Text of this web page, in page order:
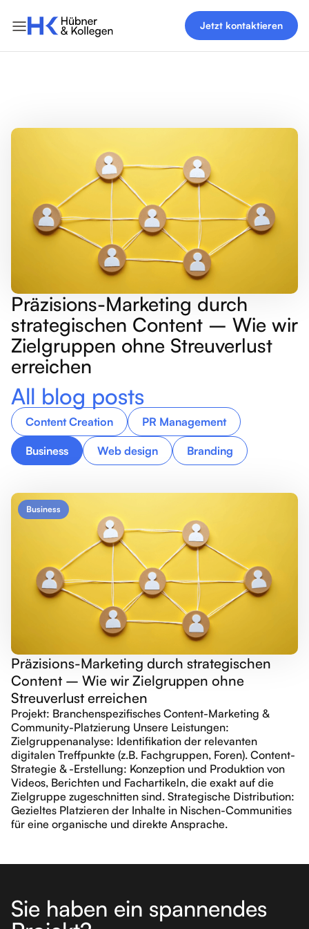
Jetzt kontaktieren
Präzisions-Marketing durch
strategischen Content – Wie wir
Zielgruppen ohne Streuverlust
erreichen
All blog posts
Content Creation PR Management
Business Web design Branding
Business
Präzisions-Marketing durch strategischen
Content – Wie wir Zielgruppen ohne
Streuverlust erreichen
Projekt: Branchenspezifisches Content-Marketing &
Community-Platzierung Unsere Leistungen:
Zielgruppenanalyse: Identifikation der relevanten
digitalen Treffpunkte (z.B. Fachgruppen, Foren). Content-
Strategie & -Erstellung: Konzeption und Produktion von
Videos, Berichten und Fachartikeln, die exakt auf die
Zielgruppe zugeschnitten sind. Strategische Distribution:
Gezieltes Platzieren der Inhalte in Nischen-Communities
für eine organische und direkte Ansprache.
Sie haben ein spannendes